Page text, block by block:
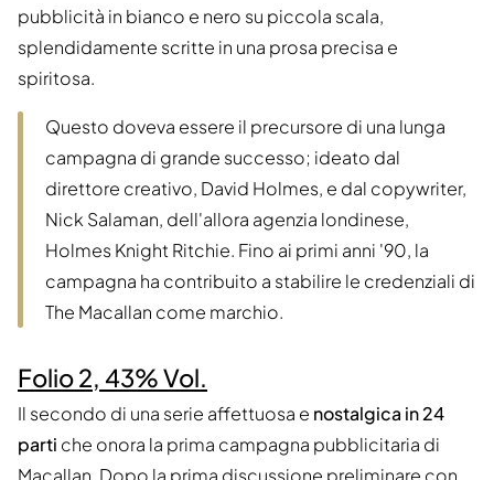
pubblicità in bianco e nero su piccola scala,
splendidamente scritte in una prosa precisa e
spiritosa.
Questo doveva essere il precursore di una lunga
campagna di grande successo; ideato dal
direttore creativo, David Holmes, e dal copywriter,
Nick Salaman, dell'allora agenzia londinese,
Holmes Knight Ritchie. Fino ai primi anni '90, la
campagna ha contribuito a stabilire le credenziali di
The Macallan come marchio.
Folio 2, 43% Vol.
Il secondo di una serie affettuosa e nostalgica in 24
parti che onora la prima campagna pubblicitaria di